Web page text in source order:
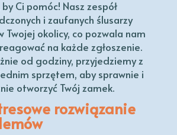
Ci pomóc! Nasz zespół
i zaufanych ślusarzy
Twojej okolicy, co pozwala nam
na każde zgłoszenie.
od godziny, przyjedziemy z
sprzętem, aby sprawnie i
otworzyć Twój zamek.
rozwiązanie